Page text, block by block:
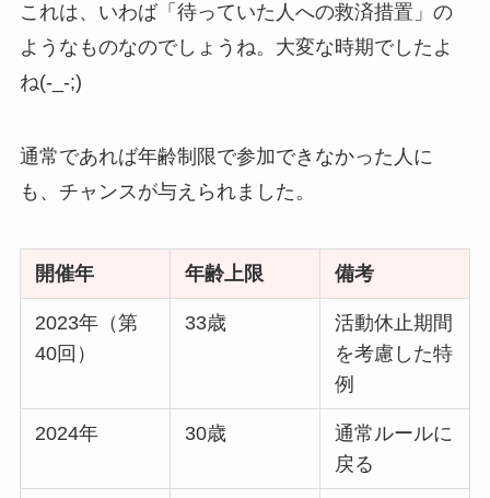
これは、いわば「待っていた人への救済措置」の
ようなものなのでしょうね。大変な時期でしたよ
ね(-_-;)
通常であれば年齢制限で参加できなかった人に
も、チャンスが与えられました。
開催年 年齢上限 備考
2023年（第
40回）
33歳
活動休止期間
を考慮した特
例
2024年 30歳
通常ルールに
戻る